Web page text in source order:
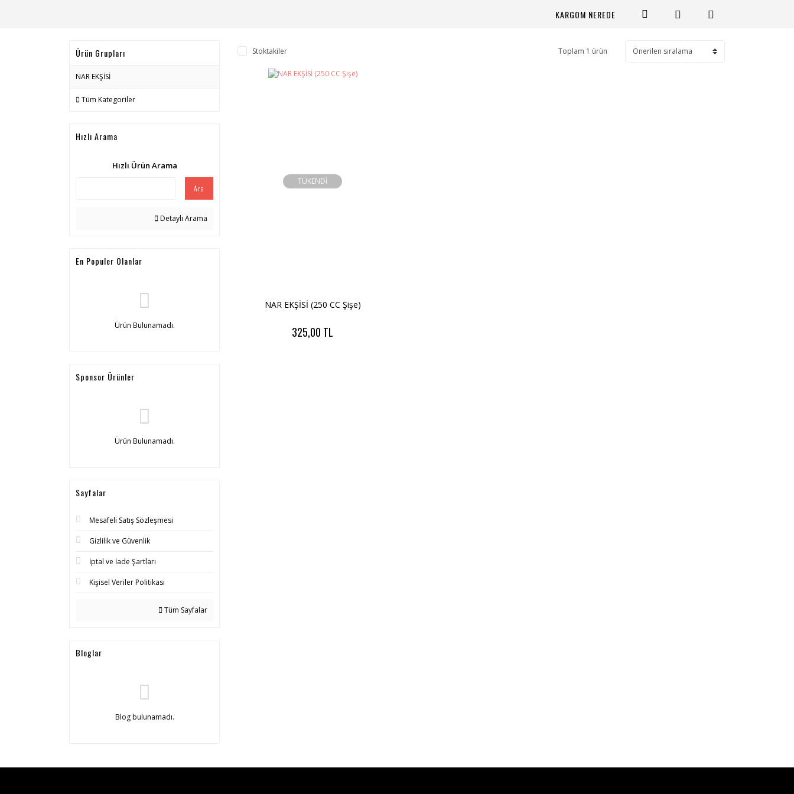
KARGOM NEREDE
Ürün Grupları
NAR EKŞİSİ
Tüm Kategoriler
Hızlı Arama
Hızlı Ürün Arama
Ara
Detaylı Arama
En Populer Olanlar
Ürün Bulunamadı.
Sponsor Ürünler
Ürün Bulunamadı.
Sayfalar
Mesafeli Satış Sözleşmesi
Gizlilik ve Güvenlik
İptal ve İade Şartları
Kişisel Veriler Politikası
Tüm Sayfalar
Bloglar
Blog bulunamadı.
Stoktakiler Toplam 1 ürün
TÜKENDİ
NAR EKŞİSİ (250 CC Şişe)
325,00 TL